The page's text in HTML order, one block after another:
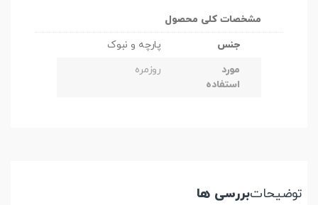
مشخصات کلی محصول
جنس
پارچه و نبوک
مورد
استفاده
روزمره
توضیحاتبررسی ها